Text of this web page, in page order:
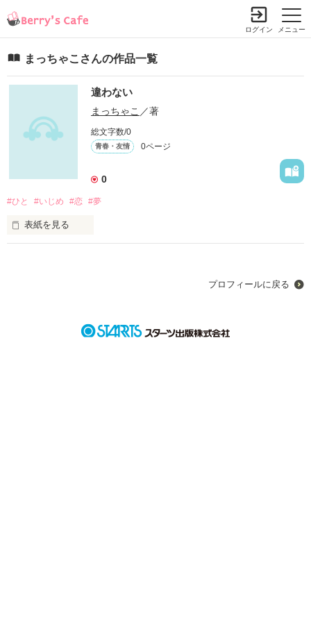
メニュー
ログイン
まっちゃこさんの作品一覧
違わない
まっちゃこ ／著
総文字数/0
青春・友情 0ページ
0
#ひと #いじめ #恋 #夢
表紙を見る
プロフィールに戻る